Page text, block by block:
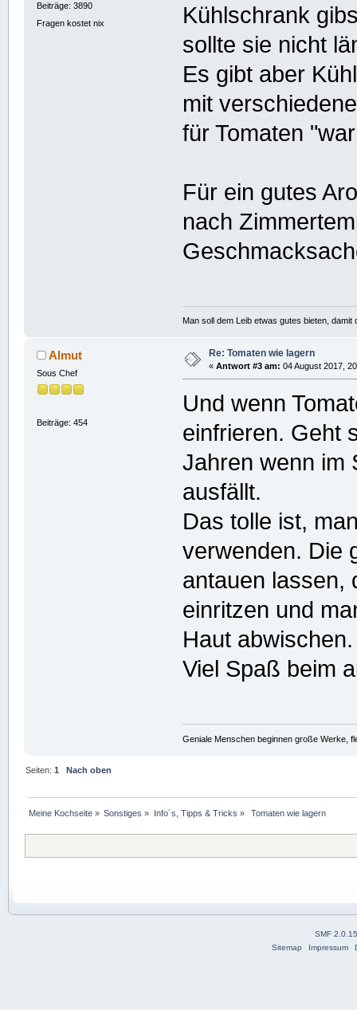
Beiträge: 3890
Fragen kostet nix
Kühlschrank
sollte sie nicht
Es gibt aber
mit
für Tomaten
Für ein gutes
nach
Man soll dem Leib etwas gutes bieten,
Almut
Sous Chef
Beiträge: 454
Re: Tomaten wie lagern
« Antwort #3 am: 04 August 2017,
Und wenn
einfrieren. Geht
Jahren wenn im
ausfällt.
Das tolle ist,
verwenden. Die
antauen lassen,
einritzen und
Haut abwischen.
Viel Spaß beim
Geniale Menschen beginnen große Werke,
Seiten:1 Nach oben
Meine Kochseite » Sonstiges » Info´s, Tipps & Tricks » Tomaten wie lagern
SMF
Sitemap
Impressum